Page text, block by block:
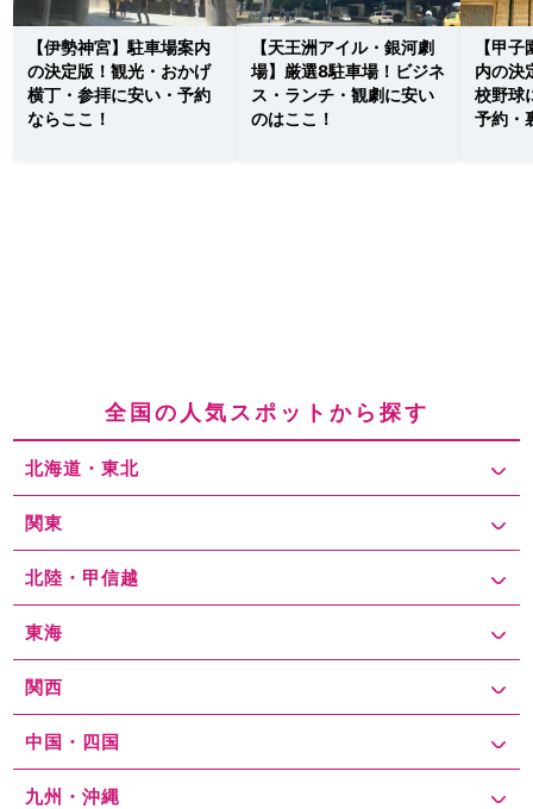
【伊勢神宮】駐車場案内
の決定版！観光・おかげ
横丁・参拝に安い・予約
ならここ！
【天王洲アイル・銀河劇
場】厳選8駐車場！ビジネ
ス・ランチ・観劇に安い
のはここ！
【甲
内の決
校野球
予約・
全国の人気スポットから探す
北海道・東北
関東
北陸・甲信越
東海
関西
中国・四国
九州・沖縄